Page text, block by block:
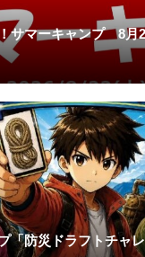
サマーキャンプ 8月
「防災ドラフトチャ